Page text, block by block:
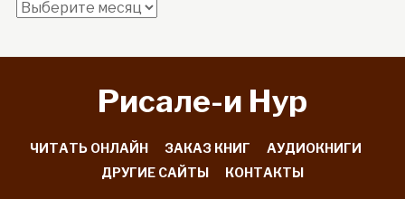
Архив
Рисале-и Hyp
ЧИТАТЬ ОНЛАЙН ЗАКАЗ КНИГ
АУДИОКНИГИ
ДРУГИЕ САЙТЫ
КОНТАКТЫ